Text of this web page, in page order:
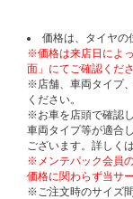
価格は、タイヤの
※価格は来店日によ
面」にてご確認くださ
※店舗、車両タイプ
ください。
※お車を店頭で確認
車両タイプ等が適合
ございます。詳しく
※メンテパック会員
価格に関わらず当サ
※ご注文時のサイズ